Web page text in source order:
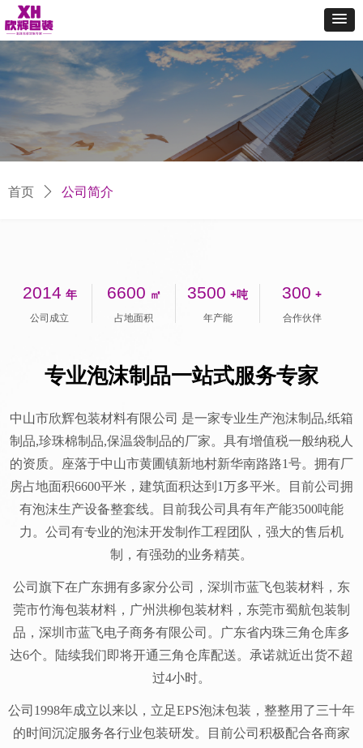
专业泡沫制品一站式服务专家
中山市欣辉包装材料有限公司 是一家专业生产泡沫制品,纸箱
制品,珍珠棉制品,保温袋制品的厂家。具有增值税一般纳税人
的资质。座落于中山市黄圃镇新地村新华南路路1号。拥有厂
房占地面积6600平米，建筑面积达到1万多平米。
目前公司拥
有泡沫生产设备整套线。目前我公司具有年产能3500吨能
力。公司有专业的泡沫开发制作工程团队，强大的售后机
制，有强劲的业务精英。
公司旗下在广东拥有多家分公司，深圳市蓝飞包装材料，东
莞市竹海包装材料，广州洪柳包装材料，东莞市蜀航包装制
品，深圳市蓝飞电子商务有限公司。广东省内珠三角仓库多
达6个。陆续我们即将开通三角仓库配送。承诺就近出货不超
过4小时。
公司1998年成立以来以，立足EPS泡沫包装，整整用了三十年
的时间沉淀服务各行业包装研发。目前公司积极配合各商家
首页 ꄲ 公司简介
2014 年
公司成立
6600 ㎡
占地面积
3500 +吨
年产能
300 +
合作伙伴